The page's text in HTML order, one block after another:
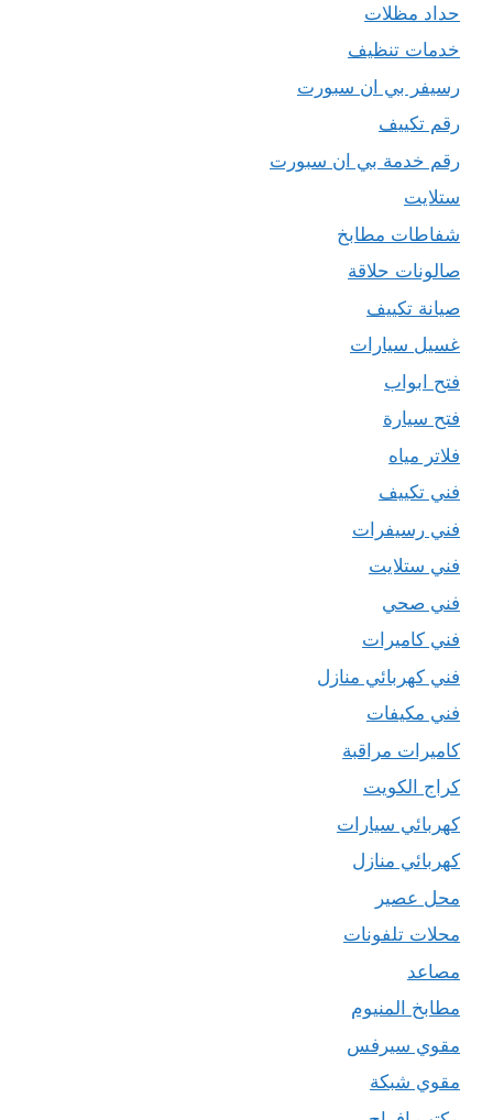
حداد مظلات
خدمات تنظيف
رسيفر بي ان سبورت
رقم تكييف
رقم خدمة بي ان سبورت
ستلايت
شفاطات مطابخ
صالونات حلاقة
صيانة تكييف
غسيل سيارات
فتح ابواب
فتح سيارة
فلاتر مياه
فني تكييف
فني رسيفرات
فني ستلايت
فني صحي
فني كاميرات
فني كهربائي منازل
فني مكيفات
كاميرات مراقبة
كراج الكويت
كهربائي سيارات
كهربائي منازل
محل عصير
محلات تلفونات
مصاعد
مطابخ المنيوم
مقوي سيرفس
مقوي شبكة